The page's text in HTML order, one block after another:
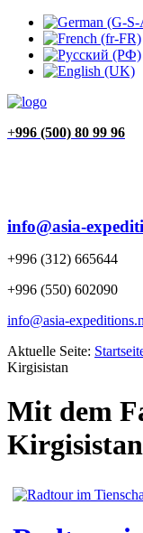
+996 (500) 80 99 96
info@asia-
+996 (312) 665644
+996 (550) 602090
info@asia-
Aktuelle Seite:
Kirgisistan
Mit dem
Kirgisistan